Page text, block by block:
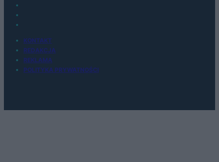
KONTAKT
REDAKCJA
REKLAMA
POLITYKA PRYWATNOŚCI